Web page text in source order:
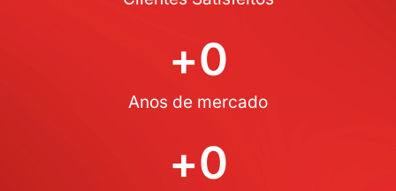
Anos de mercado
+0
+0